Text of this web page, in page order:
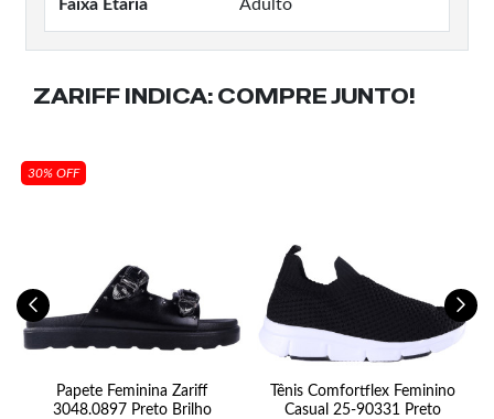
Faixa Etaria Adulto
ZARIFF INDICA: COMPRE JUNTO!
30% OFF
Papete Feminina Zariff
3048.0897 Preto Brilho
Tênis Comfortflex Feminino
Casual 25-90331 Preto